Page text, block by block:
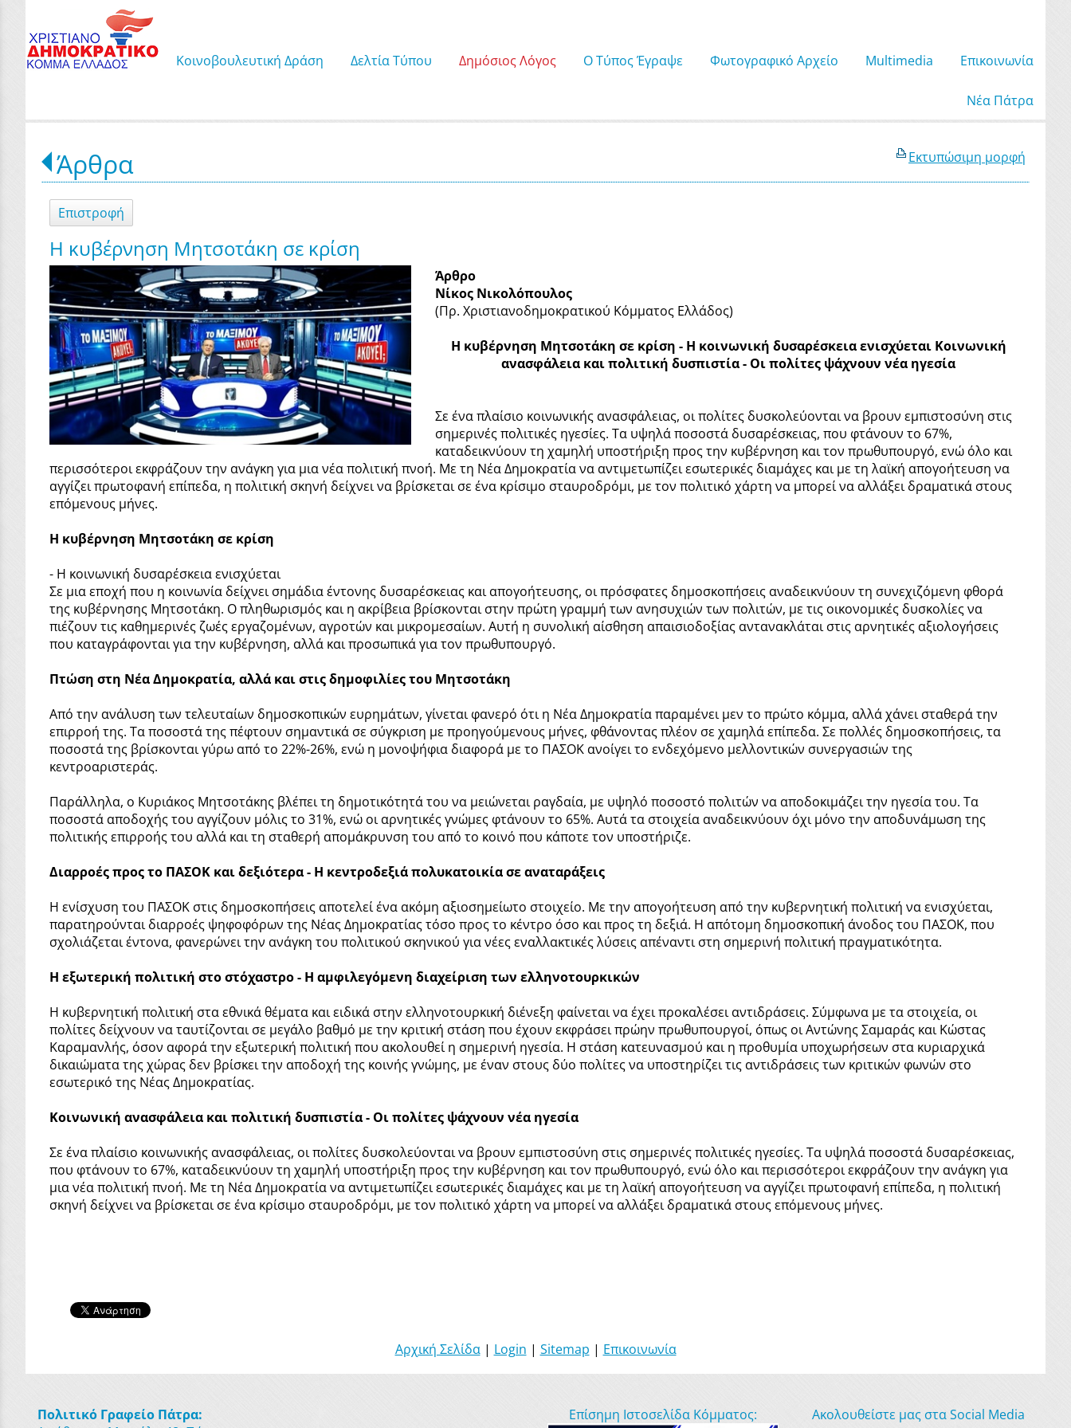
Κοινοβουλευτική Δράση Δελτία Τύπου Δημόσιος Λόγος Ο Τύπος Έγραψε Φωτογραφικό Αρχείο Μultimedia Επικοινωνία
Νέα Πάτρα
Εκτυπώσιμη μορφή
Άρθρα
Επιστροφή
Η κυβέρνηση Μητσοτάκη σε κρίση
Άρθρο
Νίκος Νικολόπουλος
(Πρ. Χριστιανοδημοκρατικού Κόμματος Ελλάδος)
Η κυβέρνηση Μητσοτάκη σε κρίση - Η κοινωνική δυσαρέσκεια ενισχύεται Κοινωνική
ανασφάλεια και πολιτική δυσπιστία - Οι πολίτες ψάχνουν νέα ηγεσία
Σε ένα πλαίσιο κοινωνικής ανασφάλειας, οι πολίτες δυσκολεύονται να βρουν εμπιστοσύνη στις
σημερινές πολιτικές ηγεσίες. Τα υψηλά ποσοστά δυσαρέσκειας, που φτάνουν το 67%,
καταδεικνύουν τη χαμηλή υποστήριξη προς την κυβέρνηση και τον πρωθυπουργό, ενώ όλο και
περισσότεροι εκφράζουν την ανάγκη για μια νέα πολιτική πνοή. Με τη Νέα Δημοκρατία να αντιμετωπίζει εσωτερικές διαμάχες και με τη λαϊκή απογοήτευση να
αγγίζει πρωτοφανή επίπεδα, η πολιτική σκηνή δείχνει να βρίσκεται σε ένα κρίσιμο σταυροδρόμι, με τον πολιτικό χάρτη να μπορεί να αλλάξει δραματικά στους
επόμενους μήνες.
Η κυβέρνηση Μητσοτάκη σε κρίση
- Η κοινωνική δυσαρέσκεια ενισχύεται
Σε μια εποχή που η κοινωνία δείχνει σημάδια έντονης δυσαρέσκειας και απογοήτευσης, οι πρόσφατες δημοσκοπήσεις αναδεικνύουν τη συνεχιζόμενη φθορά
της κυβέρνησης Μητσοτάκη. Ο πληθωρισμός και η ακρίβεια βρίσκονται στην πρώτη γραμμή των ανησυχιών των πολιτών, με τις οικονομικές δυσκολίες να
πιέζουν τις καθημερινές ζωές εργαζομένων, αγροτών και μικρομεσαίων. Αυτή η συνολική αίσθηση απαισιοδοξίας αντανακλάται στις αρνητικές αξιολογήσεις
που καταγράφονται για την κυβέρνηση, αλλά και προσωπικά για τον πρωθυπουργό.
Πτώση στη Νέα Δημοκρατία, αλλά και στις δημοφιλίες του Μητσοτάκη
Από την ανάλυση των τελευταίων δημοσκοπικών ευρημάτων, γίνεται φανερό ότι η Νέα Δημοκρατία παραμένει μεν το πρώτο κόμμα, αλλά χάνει σταθερά την
επιρροή της. Τα ποσοστά της πέφτουν σημαντικά σε σύγκριση με προηγούμενους μήνες, φθάνοντας πλέον σε χαμηλά επίπεδα. Σε πολλές δημοσκοπήσεις, τα
ποσοστά της βρίσκονται γύρω από το 22%-26%, ενώ η μονοψήφια διαφορά με το ΠΑΣΟΚ ανοίγει το ενδεχόμενο μελλοντικών συνεργασιών της
κεντροαριστεράς.
Παράλληλα, ο Κυριάκος Μητσοτάκης βλέπει τη δημοτικότητά του να μειώνεται ραγδαία, με υψηλό ποσοστό πολιτών να αποδοκιμάζει την ηγεσία του. Τα
ποσοστά αποδοχής του αγγίζουν μόλις το 31%, ενώ οι αρνητικές γνώμες φτάνουν το 65%. Αυτά τα στοιχεία αναδεικνύουν όχι μόνο την αποδυνάμωση της
πολιτικής επιρροής του αλλά και τη σταθερή απομάκρυνση του από το κοινό που κάποτε τον υποστήριζε.
Διαρροές προς το ΠΑΣΟΚ και δεξιότερα - Η κεντροδεξιά πολυκατοικία σε αναταράξεις
Η ενίσχυση του ΠΑΣΟΚ στις δημοσκοπήσεις αποτελεί ένα ακόμη αξιοσημείωτο στοιχείο. Με την απογοήτευση από την κυβερνητική πολιτική να ενισχύεται,
παρατηρούνται διαρροές ψηφοφόρων της Νέας Δημοκρατίας τόσο προς το κέντρο όσο και προς τη δεξιά. Η απότομη δημοσκοπική άνοδος του ΠΑΣΟΚ, που
σχολιάζεται έντονα, φανερώνει την ανάγκη του πολιτικού σκηνικού για νέες εναλλακτικές λύσεις απέναντι στη σημερινή πολιτική πραγματικότητα.
Η εξωτερική πολιτική στο στόχαστρο - Η αμφιλεγόμενη διαχείριση των ελληνοτουρκικών
Η κυβερνητική πολιτική στα εθνικά θέματα και ειδικά στην ελληνοτουρκική διένεξη φαίνεται να έχει προκαλέσει αντιδράσεις. Σύμφωνα με τα στοιχεία, οι
πολίτες δείχνουν να ταυτίζονται σε μεγάλο βαθμό με την κριτική στάση που έχουν εκφράσει πρώην πρωθυπουργοί, όπως οι Αντώνης Σαμαράς και Κώστας
Καραμανλής, όσον αφορά την εξωτερική πολιτική που ακολουθεί η σημερινή ηγεσία. Η στάση κατευνασμού και η προθυμία υποχωρήσεων στα κυριαρχικά
δικαιώματα της χώρας δεν βρίσκει την αποδοχή της κοινής γνώμης, με έναν στους δύο πολίτες να υποστηρίζει τις αντιδράσεις των κριτικών φωνών στο
εσωτερικό της Νέας Δημοκρατίας.
Κοινωνική ανασφάλεια και πολιτική δυσπιστία - Οι πολίτες ψάχνουν νέα ηγεσία
Σε ένα πλαίσιο κοινωνικής ανασφάλειας, οι πολίτες δυσκολεύονται να βρουν εμπιστοσύνη στις σημερινές πολιτικές ηγεσίες. Τα υψηλά ποσοστά δυσαρέσκειας,
που φτάνουν το 67%, καταδεικνύουν τη χαμηλή υποστήριξη προς την κυβέρνηση και τον πρωθυπουργό, ενώ όλο και περισσότεροι εκφράζουν την ανάγκη για
μια νέα πολιτική πνοή. Με τη Νέα Δημοκρατία να αντιμετωπίζει εσωτερικές διαμάχες και με τη λαϊκή απογοήτευση να αγγίζει πρωτοφανή επίπεδα, η πολιτική
σκηνή δείχνει να βρίσκεται σε ένα κρίσιμο σταυροδρόμι, με τον πολιτικό χάρτη να μπορεί να αλλάξει δραματικά στους επόμενους μήνες.
Αρχική Σελίδα| Login | Sitemap | Επικοινωνία
Πολιτικό Γραφείο Πάτρα:
Επίσημη Ιστοσελίδα Κόμματος: Ακολουθείστε μας στα Social Media